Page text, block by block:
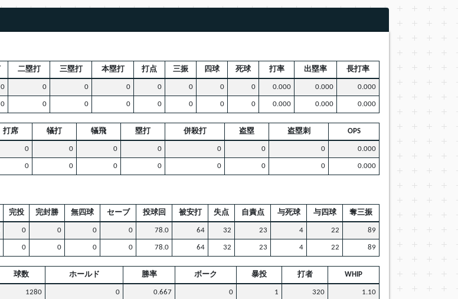
二塁打 三塁打 本塁打 打点 三振 四球 死球 打率 出塁率 長打率
0 0 0 0 0 0 0 0 0.000 0.000 0.000
0 0 0 0 0 0 0 0 0.000 0.000 0.000
打席 犠打 犠飛 塁打 併殺打 盗塁 盗塁刺 OPS
0 0 0 0 0 0 0 0.000
0 0 0 0 0 0 0 0.000
完投 完封勝 無四球 セーブ 投球回 被安打 失点 自責点 与死球 与四球 奪三振
0 0 0 0 78.0 64 32 23 4 22 89
0 0 0 0 78.0 64 32 23 4 22 89
球数 ホールド 勝率 ボーク 暴投 打者 WHIP
1280 0 0.667 0 1 320 1.10